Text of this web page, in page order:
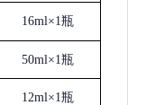
16ml×1瓶
50ml×1瓶
12ml×1瓶